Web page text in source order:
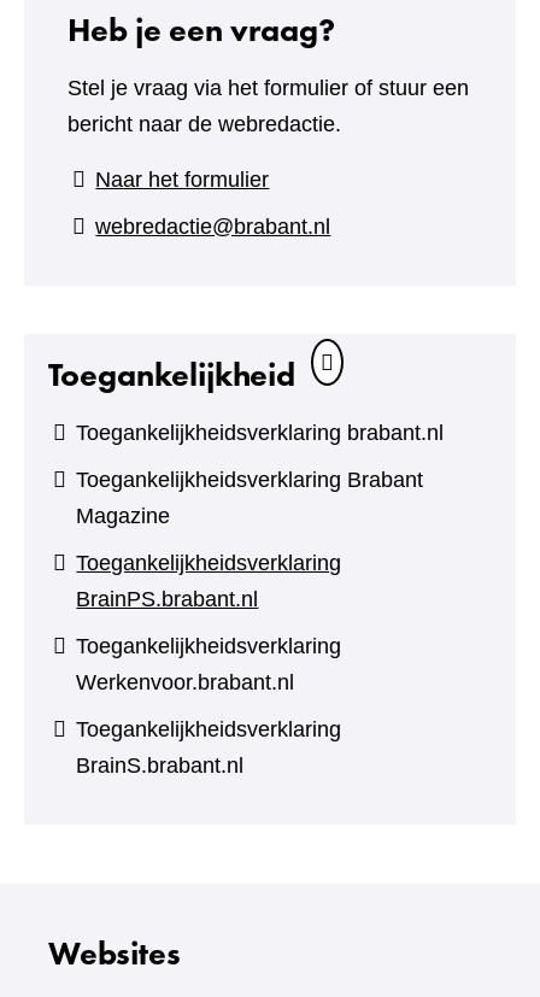
Heb je een vraag?
Stel je vraag via het formulier of stuur een
bericht naar de webredactie.
Naar het formulier(verwijst
naar
webredactie@brabant.nl
Toegankelijkheid
Toegankelijkheidsverklaring brabant.nl
Toegankelijkheidsverklaring Brabant
Magazine
Toegankelijkheidsverklaring
BrainPS.brabant.nl
Toegankelijkheidsverklaring
Werkenvoor.brabant.nl
Toegankelijkheidsverklaring
BrainS.brabant.nl
Websites